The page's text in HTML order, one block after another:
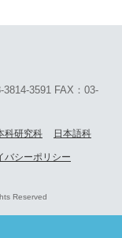
3814-3591 FAX：03-
科研究科 日本語科
バシーポリシー
Reserved